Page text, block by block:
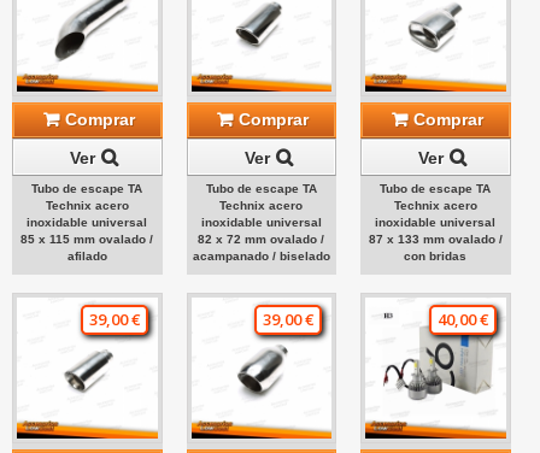
Comprar
Ver
Tubo de escape TA
Technix acero
inoxidable universal
85 x 115 mm ovalado /
afilado
Comprar
Ver
Tubo de escape TA
Technix acero
inoxidable universal
82 x 72 mm ovalado /
acampanado / biselado
Comprar
Ver
Tubo de escape TA
Technix acero
inoxidable universal
87 x 133 mm ovalado /
con bridas
39,00 € 39,00 € 40,00 €